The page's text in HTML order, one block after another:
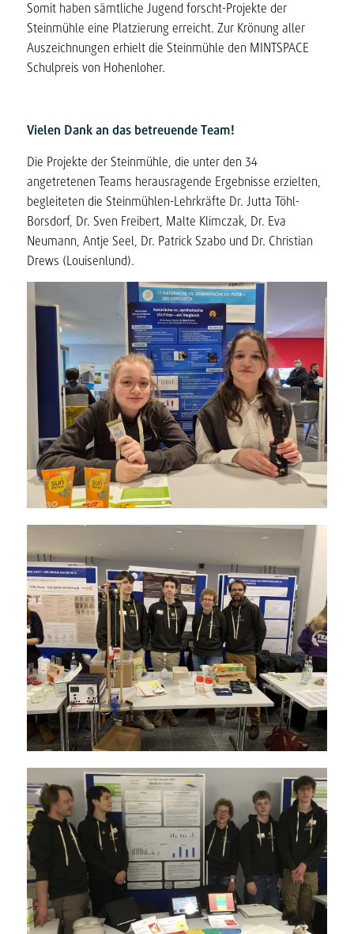
Somit haben sämtliche Jugend forscht-Projekte der
Steinmühle eine Platzierung erreicht. Zur Krönung aller
Auszeichnungen erhielt die Steinmühle den MINTSPACE
Schulpreis von Hohenloher.
Vielen Dank an das betreuende Team!
Die Projekte der Steinmühle, die unter den 34
angetretenen Teams herausragende Ergebnisse erzielten,
begleiteten die Steinmühlen-Lehrkräfte Dr. Jutta Töhl-
Borsdorf, Dr. Sven Freibert, Malte Klimczak, Dr. Eva
Neumann, Antje Seel, Dr. Patrick Szabo und Dr. Christian
Drews (Louisenlund).